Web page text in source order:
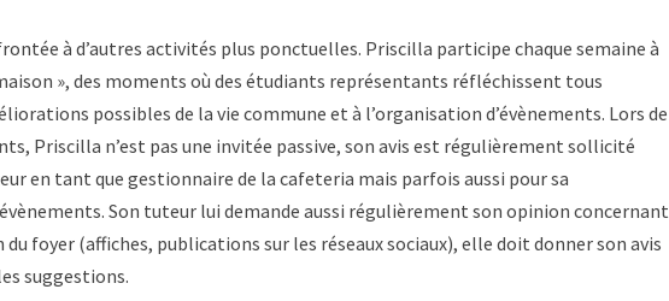
à d’autres activités plus ponctuelles. Priscilla participe chaque semaine à
», des moments où des étudiants représentants réfléchissent tous
possibles de la vie commune et à l’organisation d’évènements. Lors de
Priscilla n’est pas une invitée passive, son avis est régulièrement sollicité
en tant que gestionnaire de la cafeteria mais parfois aussi pour sa
Son tuteur lui demande aussi régulièrement son opinion concernant
foyer (affiches, publications sur les réseaux sociaux), elle doit donner son avis
suggestions.